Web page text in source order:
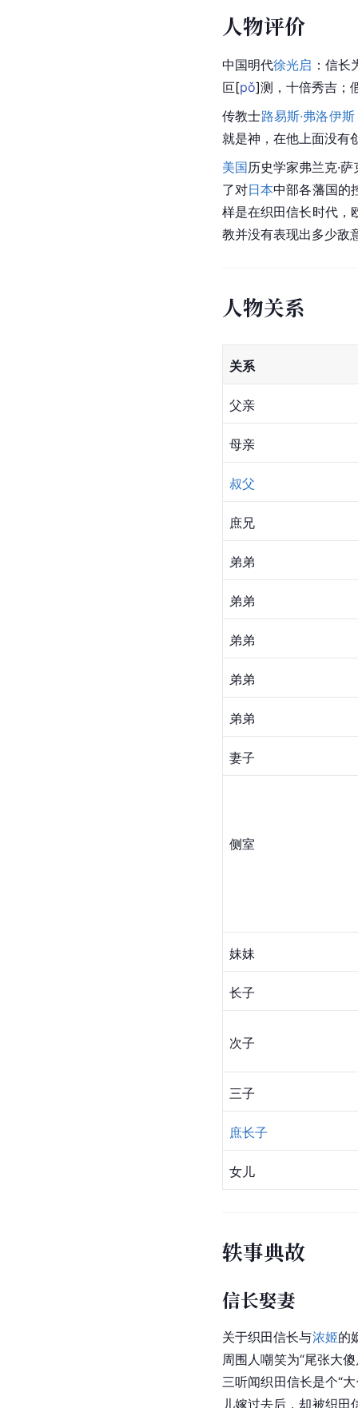
人物评价
中国明代徐光启 ：信
叵[pǒ]测，十倍秀吉；
传教士路易斯·弗洛伊斯
就是神，在他上面没有
美国历史学家弗兰克·
了对日本中部各藩国的
样是在织田信长时代，
教并没有表现出多少敌
人物关系
关系
父亲
母亲
叔父
庶兄
弟弟
弟弟
弟弟
弟弟
弟弟
妻子
侧室
妹妹
长子
次子
三子
庶长子
女儿
轶事典故
信长娶妻
关于织田信长与浓姬的
周围人嘲笑为“尾张大
三听闻织田信长是个“
儿嫁过去后，却被织田